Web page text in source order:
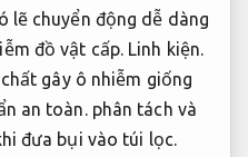
lẽ chuyển động dễ dàng
đồ vật cấp. Linh kiện.
gây ô nhiễm giống
an toàn. phân tách và
đưa bụi vào túi lọc.